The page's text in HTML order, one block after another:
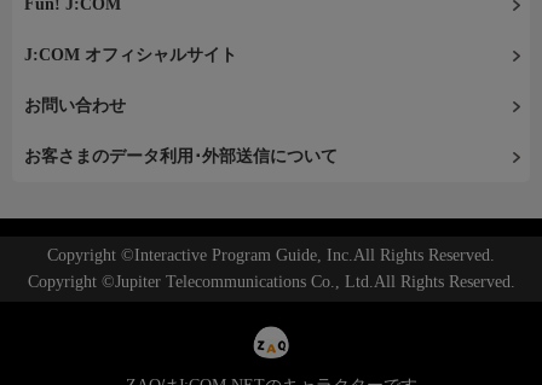
Fun! J:COM
J:COM オフィシャルサイト
お問い合わせ
お客さまのデータ利用･外部送信について
Copyright ©Interactive Program Guide, Inc.All Rights Reserved.
Copyright ©Jupiter Telecommunications Co., Ltd.All Rights Reserved.